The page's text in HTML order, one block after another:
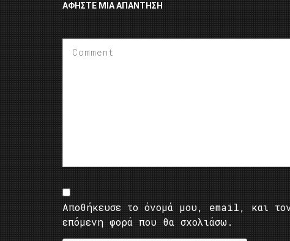
ΑΦΉΣΤΕ ΜΙΑ ΑΠΆΝΤΗΣΗ
Αποθήκευσε το όνομά μου, email, και
επόμενη φορά που θα σχολιάσω.